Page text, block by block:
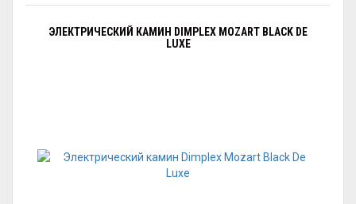
ЭЛЕКТРИЧЕСКИЙ КАМИН DIMPLEX MOZART BLACK DE
LUXE